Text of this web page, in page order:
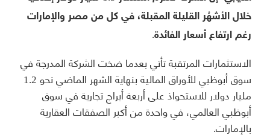
خلال الأشهُر القليلة المقبلة، في كل من مصر والإمارات
رغم ارتفاع أسعار الفائدة.
الاستثمارات المرتقبة تأتي بعدما ضخت الشركة المدرجة في
سوق أبوظبي للأوراق المالية بنهاية الشهر الماضي نحو 1.2
مليار دولار للاستحواذ على أربعة أبراج تجارية في سوق
أبوظبي العالمي، في واحدة من أكبر الصفقات العقارية
بالإمارات.